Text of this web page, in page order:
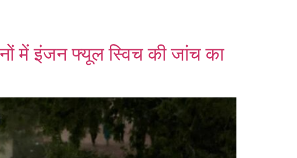
में इंजन फ्यूल स्विच की जांच का